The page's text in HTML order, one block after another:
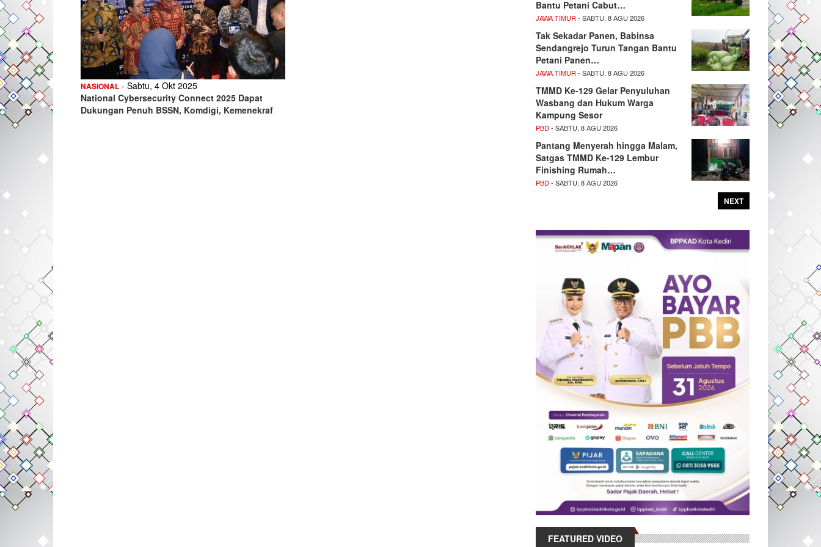
NASIONAL - Sabtu, 4 Okt 2025
National Cybersecurity Connect 2025 Dapat
Dukungan Penuh BSSN, Komdigi, Kemenekraf
Bantu Petani Cabut…
JAWA TIMUR - SABTU, 8 AGU 2026
Tak Sekadar Panen, Babinsa
Sendangrejo Turun Tangan Bantu
Petani Panen…
JAWA TIMUR - SABTU, 8 AGU 2026
TMMD Ke-129 Gelar Penyuluhan
Wasbang dan Hukum Warga
Kampung Sesor
PBD- SABTU, 8 AGU 2026
Pantang Menyerah hingga Malam,
Satgas TMMD Ke-129 Lembur
Finishing Rumah…
PBD- SABTU, 8 AGU 2026
NEXT
FEATURED VIDEO